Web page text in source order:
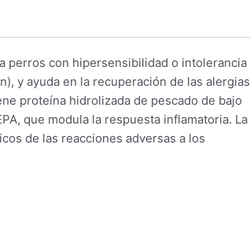
perros con hipersensibilidad o intolerancia
y ayuda en la recuperación de las alergias
proteína hidrolizada de pescado de bajo
que modula la respuesta inflamatoria. La
de las reacciones adversas a los